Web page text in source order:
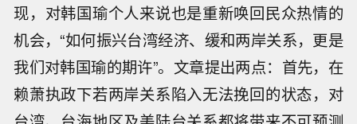
现，对韩国瑜个人来说也是重新唤回民众热情的
机会，“如何振兴台湾经济、缓和两岸关系，更是
我们对韩国瑜的期许”。文章提出两点：首先，在
赖萧执政下若两岸关系陷入无法挽回的状态，对